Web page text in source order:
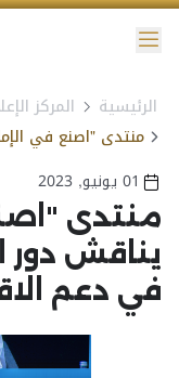
الوصول
الرئيسية المركز
01 يونيو, 2023
منتدى
يناقش دور
في دعم